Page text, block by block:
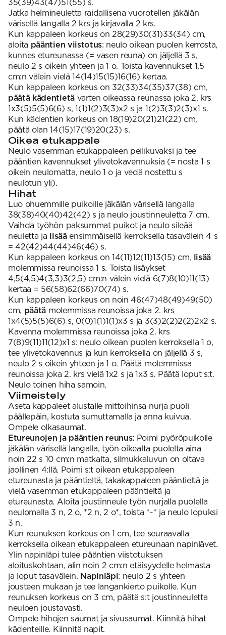
35(39)43(47)51(55) s.
Jatka helmineuletta raidallisena vuorotellen jäkälän
värisellä langalla 2 krs ja kirjavalla 2 krs.
Kun kappaleen korkeus on 28(29)30(31)33(34) cm,
aloita pääntien viistotus: neulo oikean puolen kerrosta,
kunnes etureunassa (= vasen reuna) on jäljellä 3 s,
neulo 2 s oikein yhteen ja 1 o. Toista kavennukset 1,5
cm:n välein vielä 14(14)15(15)16(16) kertaa.
Kun kappaleen korkeus on 32(33)34(35)37(38) cm,
päätä kädentietävarten oikeassa reunassa joka 2. krs
1x3(5)5(5)6(6) s, 1(1)1(2)3(3)x2 s ja 1(2)3(3)2(3)x1 s.
Kun kädentien korkeus on 18(19)20(21)21(22) cm,
päätä olan 14(15)17(19)20(23) s.
Oikea etukappale
Neulo vasemman etukappaleen peilikuvaksi ja tee
pääntien kavennukset ylivetokavennuksia (= nosta 1 s
oikein neulomatta, neulo 1 o ja vedä nostettu s
neulotun yli).
Hihat
Luo ohuemmille puikoille jäkälän värisellä langalla
38(38)40(40)42(42) s ja neulo joustinneuletta 7 cm.
Vaihda työhön paksummat puikot ja neulo sileää
neuletta ja lisää ensimmäisellä kerroksella tasavälein 4 s
= 42(42)44(44)46(46) s.
Kun kappaleen korkeus on 14(11)12(11)13(15) cm, lisää
molemmissa reunoissa 1 s. Toista lisäykset
4,5(4,5)4(3,3)3(2,5) cm:n välein vielä 6(7)8(10)11(13)
kertaa = 56(58)62(66)70(74) s.
Kun kappaleen korkeus on noin 46(47)48(49)49(50)
cm, päätä molemmissa reunoissa joka 2. krs
1x4(5)5(5)6(6) s, 0(0)1(1)1(1)x3 s ja 3(3)2(2)2(2)2x2 s.
Kavenna molemmissa reunoissa joka 2. krs
7(8)9(11)11(12)x1 s: neulo oikean puolen kerroksella 1 o,
tee ylivetokavennus ja kun kerroksella on jäljellä 3 s,
neulo 2 s oikein yhteen ja 1 o. Päätä molemmissa
reunoissa joka 2. krs vielä 1x2 s ja 1x3 s. Päätä loput s:t.
Neulo toinen hiha samoin.
Viimeistely
Aseta kappaleet alustalle mittoihinsa nurja puoli
päällepäin, kostuta sumuttamalla ja anna kuivua.
Ompele olkasaumat.
Etureunojen ja pääntien reunus: Poimi pyöröpuikolle
jäkälän värisellä langalla, työn oikealta puolelta aina
noin 22 s 10 cm:n matkalta, silmukkaluvun on oltava
jaollinen 4:llä. Poimi s:t oikean etukappaleen
etureunasta ja pääntieltä, takakappaleen pääntieltä ja
vielä vasemman etukappaleen pääntieltä ja
etureunasta. Aloita joustinneule työn nurjalla puolella
neulomalla 3 n, 2 o, *2 n, 2 o*, toista *-* ja neulo lopuksi
3 n.
Kun reunuksen korkeus on 1 cm, tee seuraavalla
kerroksella oikean etukappaleen etureunaan napinlävet.
Ylin napinläpi tulee pääntien viistotuksen
aloituskohtaan, alin noin 2 cm:n etäisyydelle helmasta
ja loput tasavälein. Napinläpi: neulo 2 s yhteen
jousteen mukaan ja tee langankierto puikolle. Kun
reunuksen korkeus on 3 cm, päätä s:t joustinneuletta
neuloen joustavasti.
Ompele hihojen saumat ja sivusaumat. Kiinnitä hihat
kädenteille. Kiinnitä napit.